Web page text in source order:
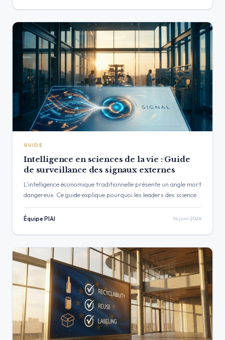
GUIDE
Intelligence en sciences de la vie : Guide
de surveillance des signaux externes
L'intelligence économique traditionnelle présente un angle mort
dangereux. Ce guide explique pourquoi les leaders des sciences
signaux externes pour suivre…
Équipe PIAI 14 juin 2026